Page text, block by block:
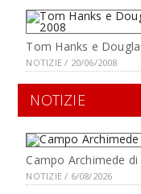
Tom Hanks e
NOTIZIE / 20/06/2008
NOTIZIE
Campo Archimede
NOTIZIE / 6/08/2026